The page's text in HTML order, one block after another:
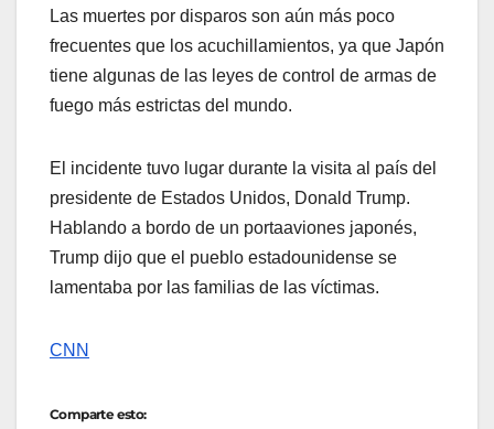
Las muertes por disparos son aún más poco
frecuentes que los acuchillamientos, ya que Japón
tiene algunas de las leyes de control de armas de
fuego más estrictas del mundo.
El incidente tuvo lugar durante la visita al país del
presidente de Estados Unidos, Donald Trump.
Hablando a bordo de un portaaviones japonés,
Trump dijo que el pueblo estadounidense se
lamentaba por las familias de las víctimas.
CNN
Comparte esto: